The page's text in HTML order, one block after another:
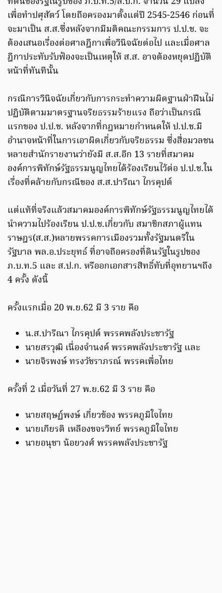
เพื่อทำปศุสัตว์ โดยถือครองมาตั้งแต่ปี 2545-2546 ก่อนที่
จะมาเป็น ส.ส.ซึ่งหลังจากมีมติคณะกรรมการ ป.ป.ช. จะ
ต้องเสนอเรื่องต่อศาลฎีกาเพื่อวินิจฉัยต่อไป และเมื่อศาล
ฎีกาประทับรับฟ้องจะเป็นเหตุให้ ส.ส. อาจต้องหยุดปฏิบัติ
หน้าที่ทันทีนั้น
กรณีการวินิจฉัยเกี่ยวกับการกระทำความผิดฐานฝ่าฝืนไม่
ปฏิบัติตามมาตรฐานจริยธรรมร้ายแรง ถือว่าเป็นกรณี
แรกของ ป.ป.ช. หลังจากที่กฎหมายกำหนดให้ ป.ป.ช.มี
อำนาจหน้าที่ในการเอาผิดเกี่ยวกับจริยธรรม ซึ่งสื่อมวลชน
หลายสำนักรายงานว่ายังมี ส.ส.อีก 13 รายที่สมาคม
องค์การพิทักษ์รัฐธรรมนูญไทยได้ร้องเรียนไว้ต่อ ป.ป.ช.ใน
เรื่องที่คล้ายกับกรณีของ ส.ส.ปารีณา ไกรคุปต์
แต่แท้ที่จริงแล้วสมาคมองค์การพิทักษ์รัฐธรรมนูญไทยได้
นำความไปร้องเรียน ป.ป.ช.เกี่ยวกับ สมาชิกสภาผู้แทน
ราษฎร(ส.ส.)หลายพรรคการเมืองรวมทั้งรัฐมนตรีใน
รัฐบาล พล.อ.ประยุทธ์ ที่อาจถือครองที่ดินรัฐในรูปของ
ภ.บ.ท.5 และ ส.ป.ก. หรืออกเอกสารสิทธิ์ทับที่อุทยานฯถึง
4 ครั้ง ดังนี้
ครั้งแรกเมื่อ 20 พ.ย.62 มี 3 ราย คือ
น.ส.ปารีณา ไกรคุปต์ พรรคพลังประชารัฐ
นายสรวุฒิ เนื่องจำนงค์ พรรคพลังประชารัฐ และ
นายจิรพงษ์ ทรงวัชราภรณ์ พรรคเพื่อไทย
ครั้งที่ 2 เมื่อวันที่ 27 พ.ย.62 มี 3 ราย คือ
นายสฤษฏ์พงษ์ เกี่ยวข้อง พรรคภูมิใจไทย
นายเกียรติ เหลืองขจรวิทย์ พรรคภูมิใจไทย
นายอนุชา น้อยวงศ์ พรรคพลังประชารัฐ